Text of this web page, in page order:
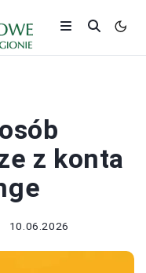
z konta
10.06.2026